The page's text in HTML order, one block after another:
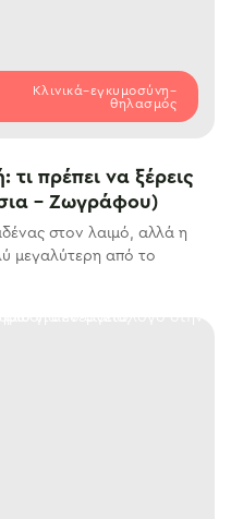
Κλινικά–εγκυμοσύνη–
θηλασμός
πρέπει να ξέρεις
– Ζωγράφου)
στον λαιμό, αλλά η
μεγαλύτερη από το